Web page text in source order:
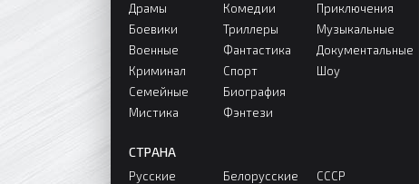
Драмы
Боевики
Военные
Криминал
Семейные
Мистика
Комедии
Триллеры
Фантастика
Спорт
Биография
Фэнтези
Приключения
Музыкальные
Документальные
Шоу
СТРАНА
Русские
Белорусские СССР